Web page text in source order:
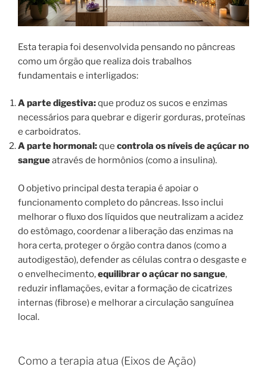
Esta terapia foi desenvolvida pensando no pâncreas
como um órgão que realiza dois trabalhos
fundamentais e interligados:
A parte digestiva:que produz os sucos e enzimas
necessários para quebrar e digerir gorduras, proteínas
e carboidratos.
A parte hormonal:que controla os níveis de açúcar no
sangueatravés de hormônios (como a insulina).
O objetivo principal desta terapia é apoiar o
funcionamento completo do pâncreas. Isso inclui
melhorar o fluxo dos líquidos que neutralizam a acidez
do estômago, coordenar a liberação das enzimas na
hora certa, proteger o órgão contra danos (como a
autodigestão), defender as células contra o desgaste e
o envelhecimento,equilibrar o açúcar no sangue,
reduzir inflamações, evitar a formação de cicatrizes
internas (fibrose) e melhorar a circulação sanguínea
local.
Como a terapia atua (Eixos de Ação)